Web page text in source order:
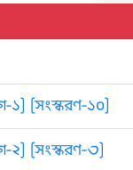
১] [সংস্করণ-১০]
২] [সংস্করণ-৩]